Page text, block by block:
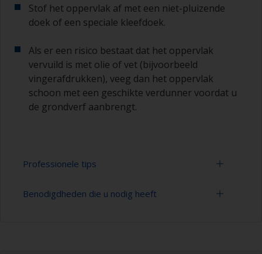
Stof het oppervlak af met een niet-pluizende
doek of een speciale kleefdoek.
Als er een risico bestaat dat het oppervlak
vervuild is met olie of vet (bijvoorbeeld
vingerafdrukken), veeg dan het oppervlak
schoon met een geschikte verdunner voordat u
de grondverf aanbrengt.
Professionele tips
Schilderen met een verfroller:
Benodigdheden die u nodig heeft